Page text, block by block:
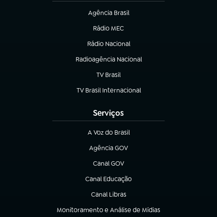
Agência Brasil
(abre em nova aba)
Rádio MEC
(abre em nova aba)
Rádio Nacional
Radioagência Nacional
(abre em nova aba)
TV Brasil
(abre em nova aba)
TV Brasil Internacional
(abre em nova aba)
Serviços
A Voz do Brasil
(abre em nova aba)
Agência GOV
(abre em nova aba)
Canal GOV
(abre em nova aba)
Canal Educação
(abre em nova aba)
Canal Libras
(abre em nova aba)
Monitoramento e Análise de Mídias
(abre em nova aba)